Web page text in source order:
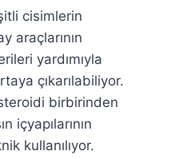
cisimlerin
araçlarının
yardımıyla
çıkarılabiliyor.
birbirinden
içyapılarının
kullanılıyor.